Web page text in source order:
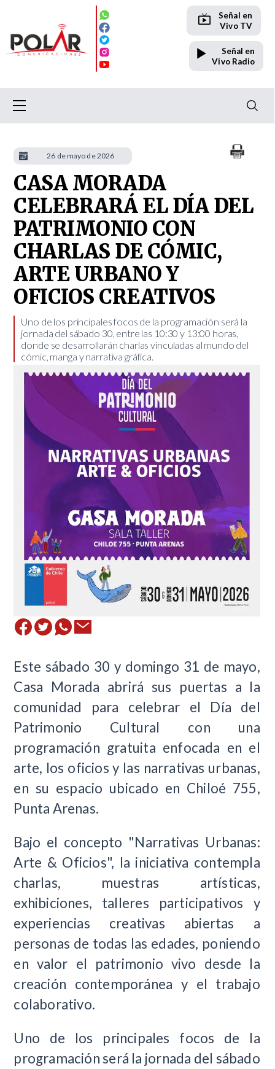
Señal en
Vivo TV
Señal en
Vivo Radio
CASA MORADA
CELEBRARÁ EL DÍA DEL
PATRIMONIO CON
CHARLAS DE CÓMIC,
ARTE URBANO Y
OFICIOS CREATIVOS
​Uno de los principales focos de la programación será la
jornada del sábado 30, entre las 10:30 y 13:00 horas,
donde se desarrollarán charlas vinculadas al mundo del
cómic, manga y narrativa gráfica.
Este sábado 30 y domingo 31 de mayo,
Casa Morada abrirá sus puertas a la
comunidad para celebrar el Día del
Patrimonio Cultural con una
programación gratuita enfocada en el
arte, los oficios y las narrativas urbanas,
en su espacio ubicado en Chiloé 755,
Punta Arenas.
Bajo el concepto "Narrativas Urbanas:
Arte & Oficios", la iniciativa contempla
charlas, muestras artísticas,
exhibiciones, talleres participativos y
experiencias creativas abiertas a
personas de todas las edades, poniendo
en valor el patrimonio vivo desde la
creación contemporánea y el trabajo
colaborativo.
Uno de los principales focos de la
programación será la jornada del sábado
26 de mayo de 2026